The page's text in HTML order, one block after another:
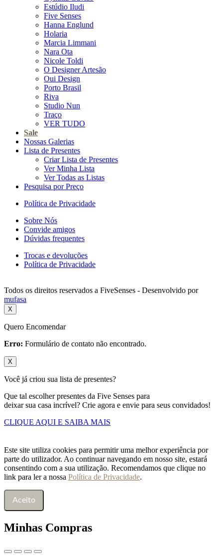
Estúdio Iludi
Five Senses
Hanna Englund
Holaria
Marcia Limmani
Nara Ota
Nicole Toldi
O Designer Artesão
Oui Design
Porto Brasil
Riva
Studio Nun
Traço
VER TUDO
Sale
Nossas Galerias
Lista de Presentes
Criar Lista de Presentes
Ver Minha Lista
Ver Todas as Listas
Pesquisa por Preço
Política de Privacidade
Sobre Nós
Convide amigos
Dúvidas frequentes
Trocas e devoluções
Política de Privacidade
Todos os direitos reservados a FiveSenses - Desenvolvido por
mufasa
X
Quero Encomendar
Erro: Formulário de contato não encontrado.
X
Você já criou sua lista de presentes?
Que tal escolher presentes da Five Senses para
deixar sua casa incrível? Crie agora e envie para seus convidados!
CLIQUE AQUI E SAIBA MAIS
Este site utiliza cookies para permitir uma melhor experiência por
parte do utilizador. Ao continuar navegando em nosso site, estará
consentindo com a sua utilização. Recomendamos que clique no
link para ler a nossa Política de Privacidade.
Aceito
Minhas Compras